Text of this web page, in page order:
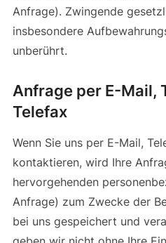
Anfrage). Zwingende
insbesondere
unberührt.
Anfrage per E-Mail,
Telefax
Wenn Sie uns per E-Mail,
kontaktieren, wird Ihre
hervorgehenden
Anfrage) zum Zwecke der
bei uns gespeichert und